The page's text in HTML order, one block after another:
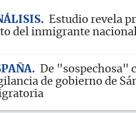
Estudio revela
del inmigrante
De "sospechosa"
de gobierno de